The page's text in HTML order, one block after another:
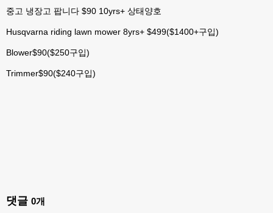
중고 냉장고 팝니다 $90 10yrs+ 상태양호
Husqvarna riding lawn mower 8yrs+ $499($1400+구입)
Blower$90($250구입)
Trimmer$90($240구입)
댓글 0개